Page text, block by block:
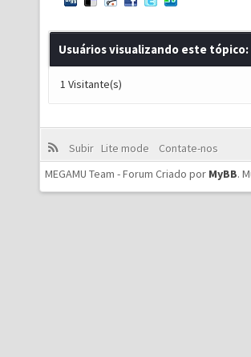
Usuários visualizando este tópico:
1 Visitante(s)
Subir Lite mode
Contate-nos
MEGAMU Team - Forum Criado por MyBB.